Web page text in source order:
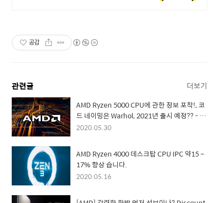
공감
관련글 더보기
AMD Ryzen 5000 CPU에 관한 정보 포착!, 코
드 네이밍은 Warhol, 2021년 출시 예정?? - 소
문
2020.05.30
AMD Ryzen 4000 데스크탑 CPU IPC 약15 ~
17% 향상 습니다.
2020.05.16